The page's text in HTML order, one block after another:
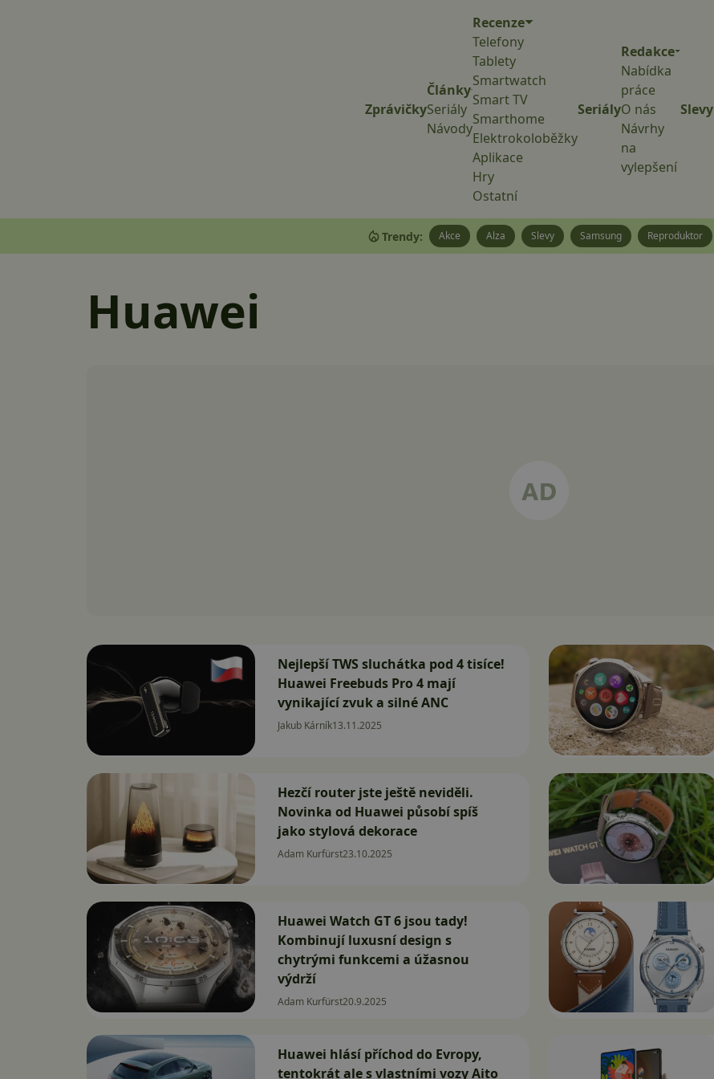
Zprávičky
Články
Seriály
Návody
Recenze
Telefony
Tablety
Smartwatch
Smart TV
Smarthome
Elektrokoloběžky
Aplikace
Hry
Ostatní
Seriály
Redakce
Nabídka
práce
O nás
Návrhy
na
vylepšení
Slevy
Trendy: Akce Alza Slevy Samsung Reproduktor
Huawei
Nejlepší TWS sluchátka pod 4 tisíce!
Huawei Freebuds Pro 4 mají
vynikající zvuk a silné ANC
Jakub Kárník13.11.2025
Hezčí router jste ještě neviděli.
Novinka od Huawei působí spíš
jako stylová dekorace
Adam Kurfürst23.10.2025
Huawei Watch GT 6 jsou tady!
Kombinují luxusní design s
chytrými funkcemi a úžasnou
výdrží
Adam Kurfürst20.9.2025
Huawei hlásí příchod do Evropy,
tentokrát ale s vlastními vozy Aito